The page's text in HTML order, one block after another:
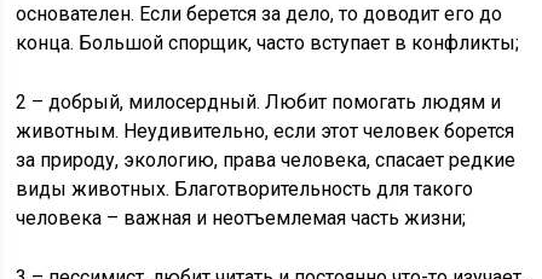
основателен. Если берется за дело, то доводит его до
конца. Большой спорщик, часто вступает в конфликты;
2 – добрый, милосердный. Любит помогать людям и
животным. Неудивительно, если этот человек борется
за природу, экологию, права человека, спасает редкие
виды животных. Благотворительность для такого
человека – важная и неотъемлемая часть жизни;